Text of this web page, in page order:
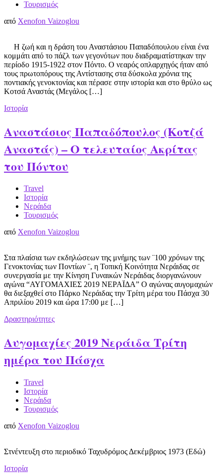
Τουρισμός
από Xenofon Vaizoglou
Η ζωή και η δράση του Αναστάσιου Παπαδόπουλου είναι ένα
κομμάτι από το πάζλ των γεγονότων που διαδραματίστηκαν την
περίοδο 1915-1922 στον Πόντο. Ο νεαρός οπλαρχηγός ήταν από
τους πρωτοπόρους της Αντίστασης στα δύσκολα χρόνια της
ποντιακής γενοκτονίας και πέρασε στην ιστορία και στο θρύλο ως
Κοτσά Αναστάς (Μεγάλος […]
Ιστορία
Αναστάσιος Παπαδόπουλος (Κοτζά
Αναστάς) – O τελευταίος Ακρίτας
του Πόντου
Travel
Ιστορία
Νεράιδα
Τουρισμός
από Xenofon Vaizoglou
Στα πλαίσια των εκδηλώσεων της μνήμης των ¨100 χρόνων της
Γενοκτονίας των Ποντίων ¨, η Τοπική Κοινότητα Νεράιδας σε
συνεργασία με την Κίνηση Γυναικών Νεράιδας διοργανώνουν
αγώνα “ΑΥΓΟΜΑΧΙΕΣ 2019 ΝΕΡΑΪΔΑ” Ο αγώνας αυγομαχιών
θα διεξαχθεί στο Πάρκο Νεράιδας την Τρίτη μέρα του Πάσχα 30
Απριλίου 2019 και ώρα 17:00 με […]
Δραστηριότητες
Αυγομαχίες 2019 Νεράιδα Τρίτη
ημέρα του Πάσχα
Travel
Ιστορία
Νεράιδα
Τουρισμός
από Xenofon Vaizoglou
Στνέντευξη στο περιοδικό Ταχυδρόμος Δεκέμβριος 1973 (Εδώ)
Ιστορία